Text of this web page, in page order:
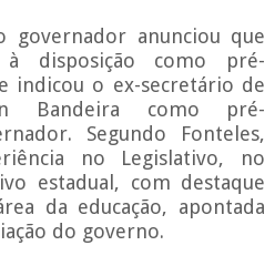
governador anunciou que
disposição como pré-
indicou o ex-secretário de
Bandeira como pré-
Segundo Fonteles,
no Legislativo, no
estadual, com destaque
da educação, apontada
do governo.